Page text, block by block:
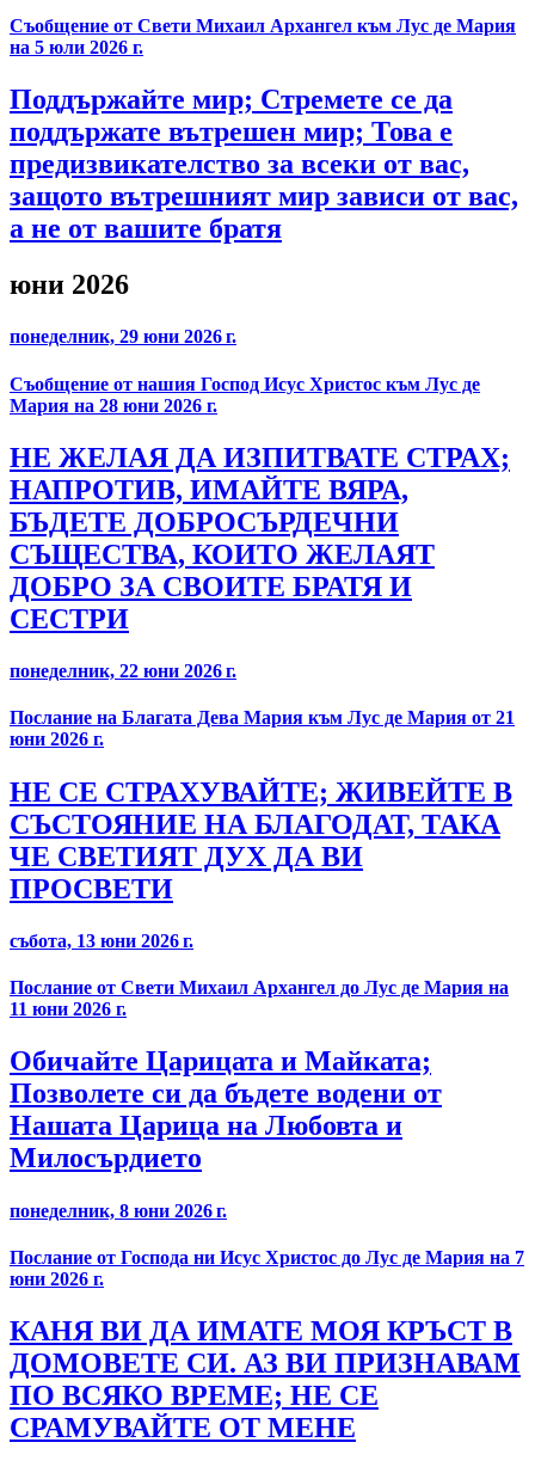
Съобщение от Свети Михаил Архангел към Лус де Мария
на 5 юли 2026 г.
Поддържайте мир; Стремете се да
поддържате вътрешен мир; Това е
предизвикателство за всеки от вас,
защото вътрешният мир зависи от вас,
а не от вашите братя
юни 2026
понеделник, 29 юни 2026 г.
Съобщение от нашия Господ Исус Христос към Лус де
Мария на 28 юни 2026 г.
НЕ ЖЕЛАЯ ДА ИЗПИТВАТЕ СТРАХ;
НАПРОТИВ, ИМАЙТЕ ВЯРА,
БЪДЕТЕ ДОБРОСЪРДЕЧНИ
СЪЩЕСТВА, КОИТО ЖЕЛАЯТ
ДОБРО ЗА СВОИТЕ БРАТЯ И
СЕСТРИ
понеделник, 22 юни 2026 г.
Послание на Благата Дева Мария към Лус де Мария от 21
юни 2026 г.
НЕ СЕ СТРАХУВАЙТЕ; ЖИВЕЙТЕ В
СЪСТОЯНИЕ НА БЛАГОДАТ, ТАКА
ЧЕ СВЕТИЯТ ДУХ ДА ВИ
ПРОСВЕТИ
събота, 13 юни 2026 г.
Послание от Свети Михаил Архангел до Лус де Мария на
11 юни 2026 г.
Обичайте Царицата и Майката;
Позволете си да бъдете водени от
Нашата Царица на Любовта и
Милосърдието
понеделник, 8 юни 2026 г.
Послание от Господа ни Исус Христос до Лус де Мария на 7
юни 2026 г.
КАНЯ ВИ ДА ИМАТЕ МОЯ КРЪСТ В
ДОМОВЕТЕ СИ. АЗ ВИ ПРИЗНАВАМ
ПО ВСЯКО ВРЕМЕ; НЕ СЕ
СРАМУВАЙТЕ ОТ МЕНЕ